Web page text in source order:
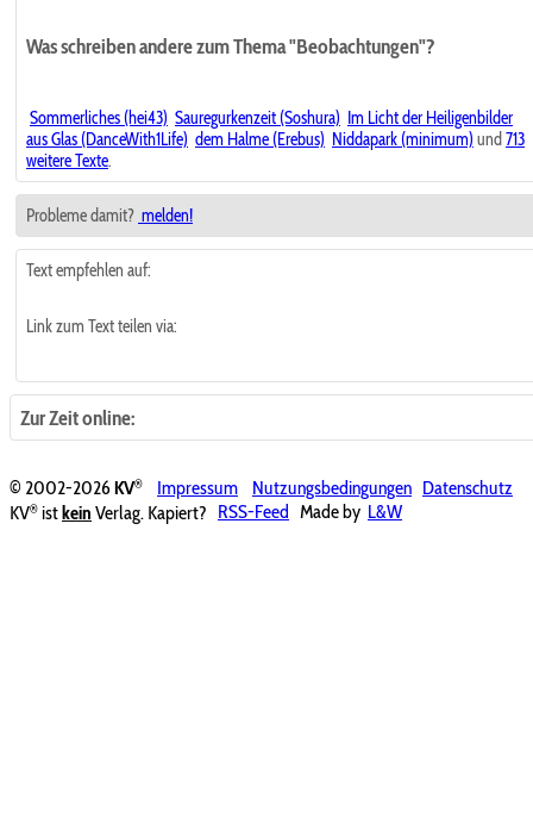
Was schreiben andere zum Thema "Beobachtungen"?
Sommerliches (hei43) Sauregurkenzeit (Soshura) Im Licht der Heiligenbilder
aus Glas (DanceWith1Life) dem Halme (Erebus) Niddapark (minimum) und 713
weitere Texte.
Probleme damit? melden!
Text empfehlen auf:
Link zum Text teilen via:
Zur Zeit online:
© 2002-2026KV® Impressum Nutzungsbedingungen Datenschutz
KV® istkein Verlag. Kapiert? RSS-Feed Made by L&W